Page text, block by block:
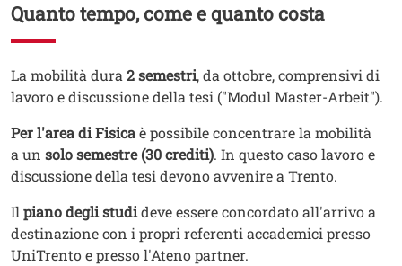
Quanto tempo, come e quanto costa
Testo
La mobilità dura 2 semestri, da ottobre, comprensivi di
lavoro e discussione della tesi ("Modul Master-Arbeit").
Per l'area di Fisicaè possibile concentrare la mobilità
a un solo semestre (30 crediti). In questo caso lavoro e
discussione della tesi devono avvenire a Trento.
Il piano degli studideve essere concordato all'arrivo a
destinazione con i propri referenti accademici presso
UniTrento e presso l'Ateno partner.